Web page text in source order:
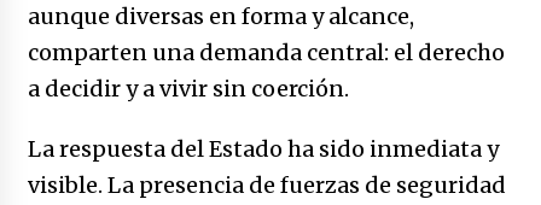
aunque diversas en forma y alcance,
comparten una demanda central: el derecho
a decidir y a vivir sin coerción.
La respuesta del Estado ha sido inmediata y
visible. La presencia de fuerzas de seguridad